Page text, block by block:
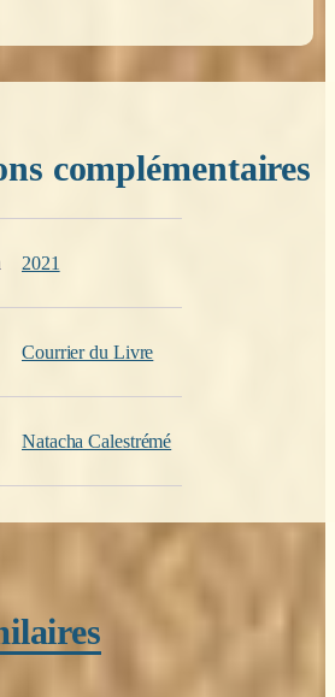
complémentaires
2021
Courrier du Livre
Natacha Calestrémé